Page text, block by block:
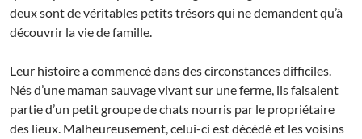
deux sont de véritables petits trésors qui ne demandent qu’à
découvrir la vie de famille.
Leur histoire a commencé dans des circonstances difficiles.
Nés d’une maman sauvage vivant sur une ferme, ils faisaient
partie d’un petit groupe de chats nourris par le propriétaire
des lieux. Malheureusement, celui-ci est décédé et les voisins